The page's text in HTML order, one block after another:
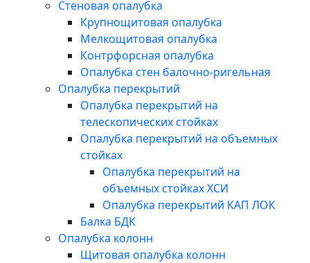
Стеновая опалубка
Крупнощитовая опалубка
Мелкощитовая опалубка
Контрфорсная опалубка
Опалубка стен балочно-ригельная
Опалубка перекрытий
Опалубка перекрытий на
телескопических стойках
Опалубка перекрытий на объемных
стойках
Опалубка перекрытий на
объемных стойках ХСИ
Опалубка перекрытий КАП ЛОК
Балка БДК
Опалубка колонн
Щитовая опалубка колонн